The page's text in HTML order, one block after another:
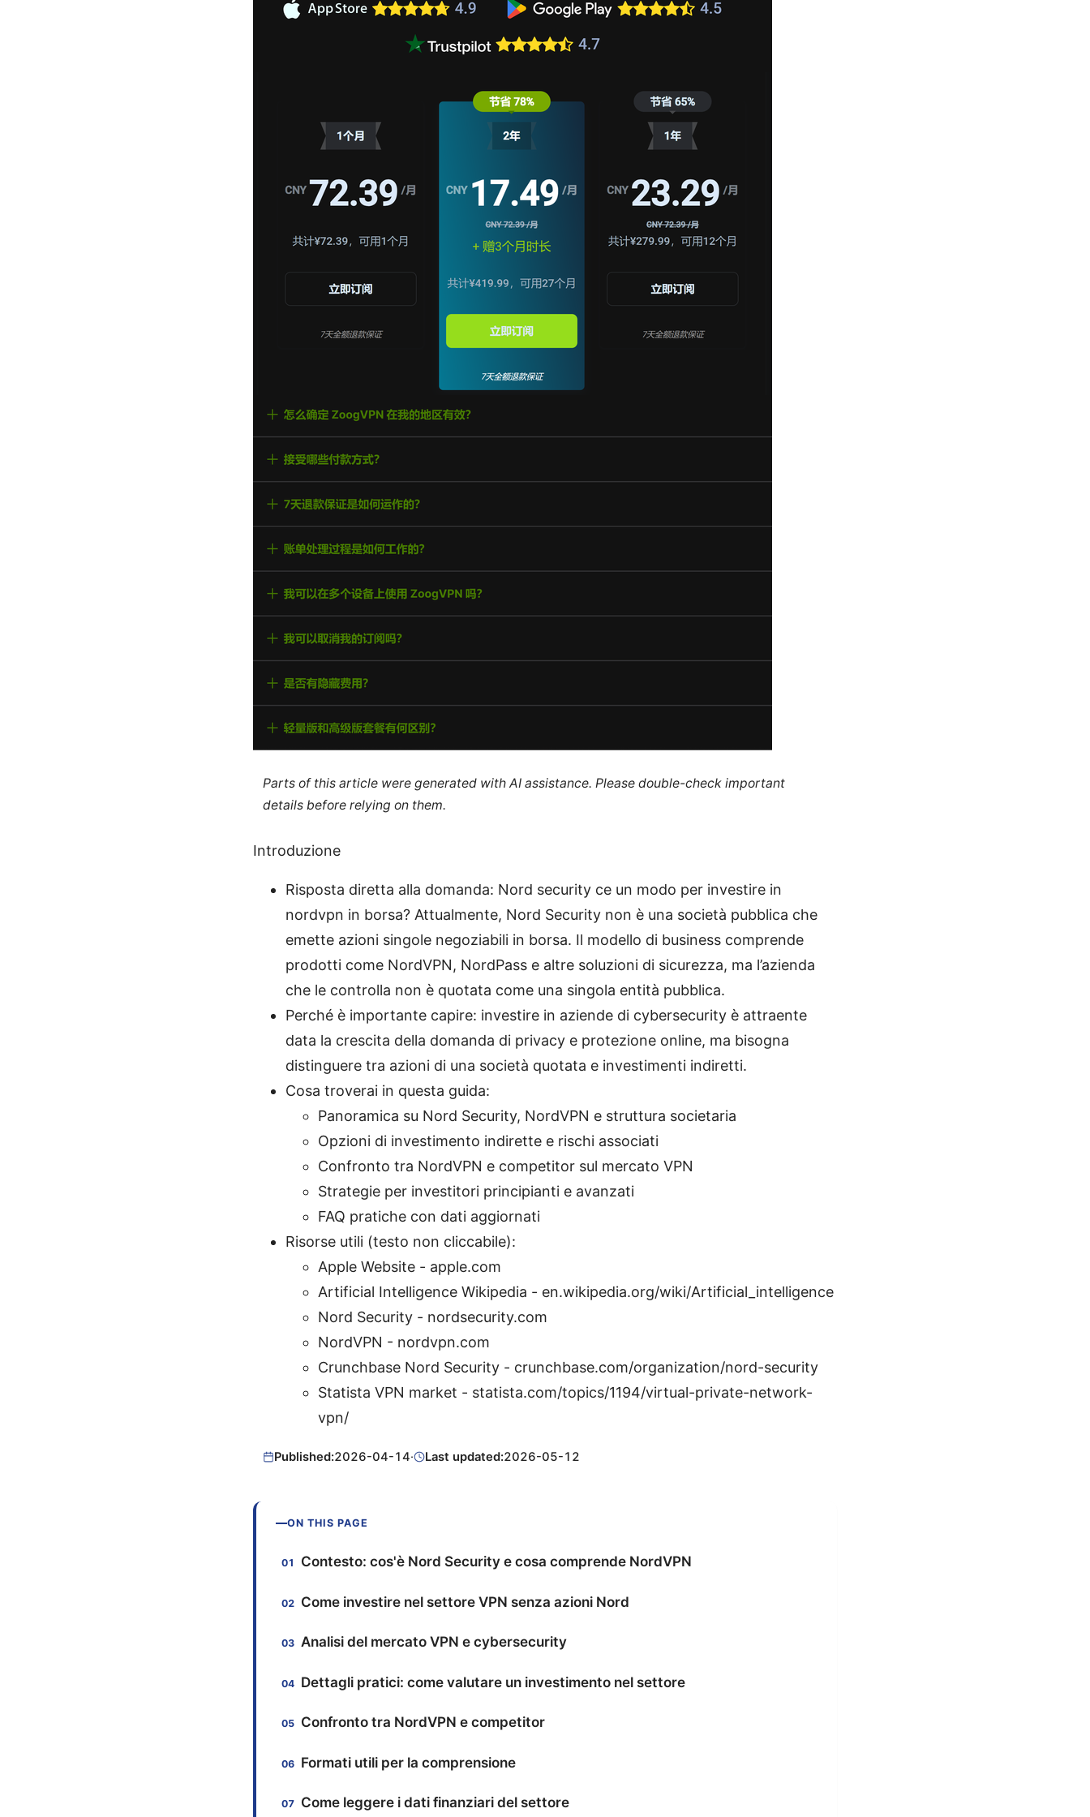
Parts of this article were generated with AI assistance. Please double-check important
details before relying on them.
Introduzione
Risposta diretta alla domanda: Nord security ce un modo per investire in
nordvpn in borsa? Attualmente, Nord Security non è una società pubblica che
emette azioni singole negoziabili in borsa. Il modello di business comprende
prodotti come NordVPN, NordPass e altre soluzioni di sicurezza, ma l’azienda
che le controlla non è quotata come una singola entità pubblica.
Perché è importante capire: investire in aziende di cybersecurity è attraente
data la crescita della domanda di privacy e protezione online, ma bisogna
distinguere tra azioni di una società quotata e investimenti indiretti.
Cosa troverai in questa guida:
Panoramica su Nord Security, NordVPN e struttura societaria
Opzioni di investimento indirette e rischi associati
Confronto tra NordVPN e competitor sul mercato VPN
Strategie per investitori principianti e avanzati
FAQ pratiche con dati aggiornati
Risorse utili (testo non cliccabile):
Apple Website - apple.com
Artificial Intelligence Wikipedia - en.wikipedia.org/wiki/Artificial_intelligence
Nord Security - nordsecurity.com
NordVPN - nordvpn.com
Crunchbase Nord Security - crunchbase.com/organization/nord-security
Statista VPN market - statista.com/topics/1194/virtual-private-network-
vpn/
Published:2026-04-14· Last updated:2026-05-12
ON THIS PAGE
Contesto: cos'è Nord Security e cosa comprende NordVPN
Come investire nel settore VPN senza azioni Nord
Analisi del mercato VPN e cybersecurity
Dettagli pratici: come valutare un investimento nel settore
Confronto tra NordVPN e competitor
Formati utili per la comprensione
Come leggere i dati finanziari del settore